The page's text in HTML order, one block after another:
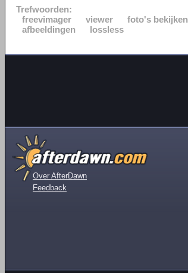
Trefwoorden:
freevimager
viewer foto's bekijken
afbeeldingen
lossless
Over AfterDawn
Feedback